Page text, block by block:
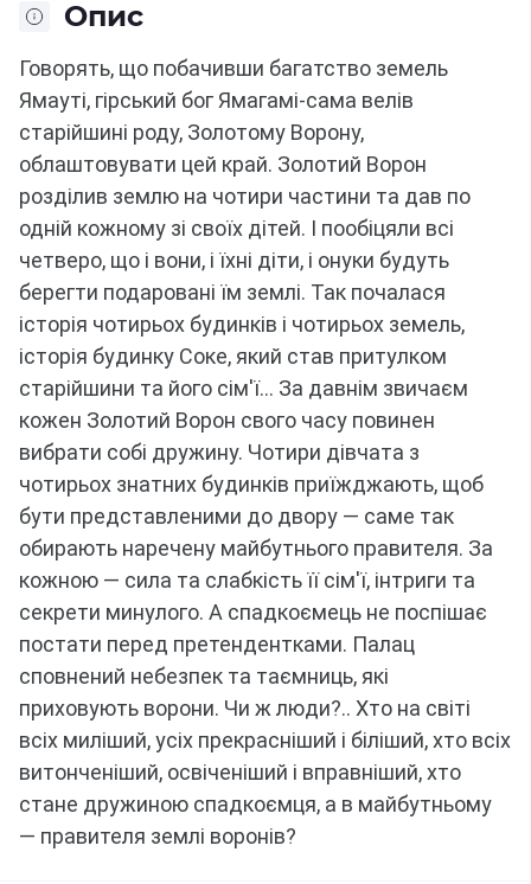
Опис
Говорять, що побачивши багатство земель
Ямауті, гірський бог Ямагамі-сама велів
старійшині роду, Золотому Ворону,
облаштовувати цей край. Золотий Ворон
розділив землю на чотири частини та дав по
одній кожному зі своїх дітей. І пообіцяли всі
четверо, що і вони, і їхні діти, і онуки будуть
берегти подаровані їм землі. Так почалася
історія чотирьох будинків і чотирьох земель,
історія будинку Соке, який став притулком
старійшини та його сім'ї... За давнім звичаєм
кожен Золотий Ворон свого часу повинен
вибрати собі дружину. Чотири дівчата з
чотирьох знатних будинків приїжджають, щоб
бути представленими до двору — саме так
обирають наречену майбутнього правителя. За
кожною — сила та слабкість її сім'ї, інтриги та
секрети минулого. А спадкоємець не поспішає
постати перед претендентками. Палац
сповнений небезпек та таємниць, які
приховують ворони. Чи ж люди?.. Хто на світі
всіх миліший, усіх прекрасніший і біліший, хто всіх
витонченіший, освіченіший і вправніший, хто
стане дружиною спадкоємця, а в майбутньому
— правителя землі воронів?